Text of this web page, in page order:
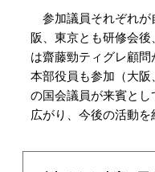
参加議員それぞれが
阪、東京とも研修会
は齋藤勁ティグレ顧
本部役員も参加（大
の国会議員が来賓と
広がり、今後の活動を